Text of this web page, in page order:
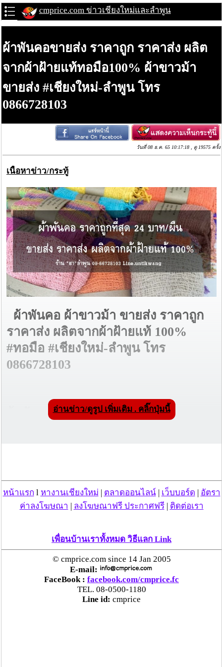
cmprice.com ข่าวเชียงใหม่และลำพูน
ผ้าพันคอขายส่ง ราคาถูก ราคาส่ง ผลิต
จากผ้าฝ้ายแท้ทอมือ100% ผ้าขาวม้า
ขายส่ง #เชียงใหม่-ลำพูน โทร
0866728103
วันที่ 08 ธ.ค. 65 10:17:18 , ดู 19575 ครั้ง
เนื้อหาข่าว/กระทู้
ผ้าพันคอ ผ้าขาวม้า ขายส่ง ราคาถูก
ราคาส่ง ผลิตจากผ้าฝ้ายแท้ 100%
#ทอมือ #เชียงใหม่-ลำพูน โทร
0866728103
ผ้าพันคอทอโปร่งขนาด 50*150 cm.
- ราคาขายส่งตั้งแต่ 500 ผืนขึ้นไป ผืนละ 26
บาท****
- ราคาขายส่งตั้งแต่ 1,000 ผืนขึ้นไป ผืนละ 24
บาท******
---------------------------------------------------------------
ผ้าพันคอทอทึบขนาด 50*150 cm.
อ่านข่าว/ดูรูป เพิ่มเติม . คลิ๊กปุ่มนี้
หน้าแรก l หางานเชียงใหม่ | ตลาดออนไลน์| เว็บบอร์ด | อัตรา
ค่าลงโฆษณา | ลงโฆษณาฟรี ประกาศฟรี| ติดต่อเรา
เพื่อนบ้านเราทั้งหมด วิธีแลก Link
© cmprice.com since 14 Jan 2005
E-mail:
FaceBook : facebook.com/cmprice.fc
TEL. 08-0500-1180
Line id: cmprice